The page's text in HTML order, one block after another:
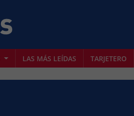
LAS MÁS LEÍDAS TARJETERO